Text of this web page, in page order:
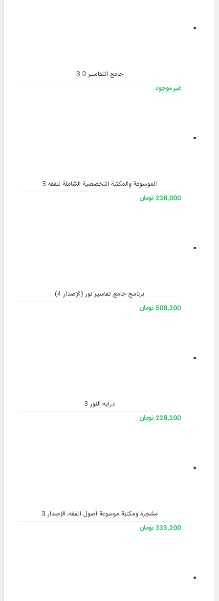
جامع التفاسير 3.0
غير موجود
الموسوعة والمكتبة التخصصية الشاملة للفقه 3
238,000 تومان
برنامج جامع تفاسير نور (الإصدار 4)
508,200 تومان
درایه النور 3
228,200 تومان
مشجرة ومكتبة موسوعة أصول الفقه، الإصدار 3
333,200 تومان